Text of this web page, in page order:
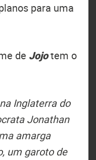
para uma
de Jojotem o
Inglaterra do
Jonathan
amarga
um garoto de